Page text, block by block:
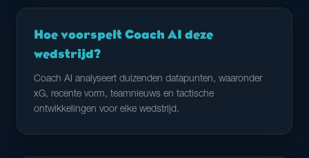
Hoe voorspelt Coach AI deze
wedstrijd?
Coach AI analyseert duizenden datapunten, waaronder
xG, recente vorm, teamnieuws en tactische
ontwikkelingen voor elke wedstrijd.